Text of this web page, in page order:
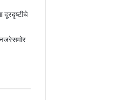
दूरदृष्टीचे
नजरेसमोर